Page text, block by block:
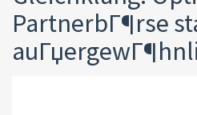
PartnerbГ¶rse